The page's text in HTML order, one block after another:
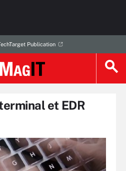
Publication
et EDR